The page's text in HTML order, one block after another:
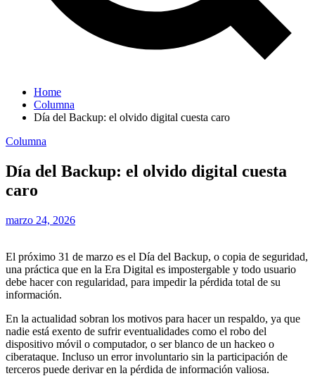
Home
Columna
Día del Backup: el olvido digital cuesta caro
Columna
Día del Backup: el olvido digital cuesta
caro
marzo 24, 2026
El próximo 31 de marzo es el Día del Backup, o copia de seguridad,
una práctica que en la Era Digital es impostergable y todo usuario
debe hacer con regularidad, para impedir la pérdida total de su
información.
En la actualidad sobran los motivos para hacer un respaldo, ya que
nadie está exento de sufrir eventualidades como el robo del
dispositivo móvil o computador, o ser blanco de un hackeo o
ciberataque. Incluso un error involuntario sin la participación de
terceros puede derivar en la pérdida de información valiosa.